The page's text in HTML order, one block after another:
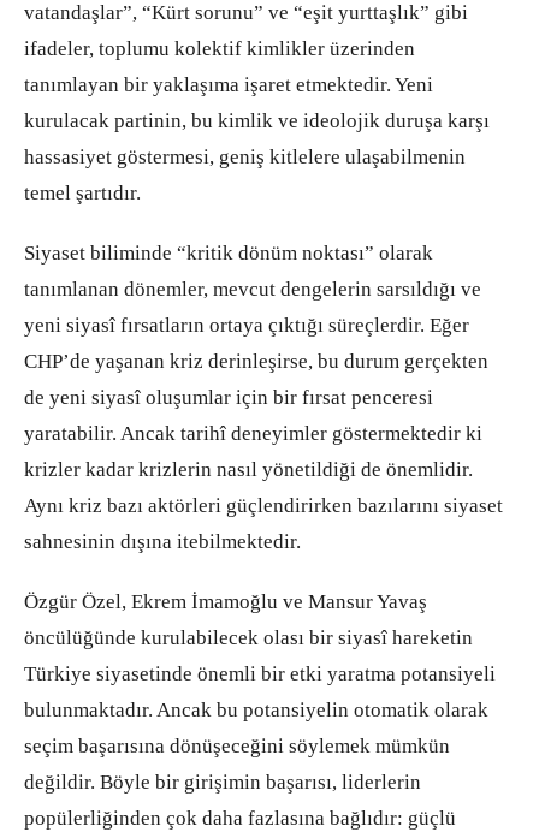
vatandaşlar”, “Kürt sorunu” ve “eşit yurttaşlık” gibi
ifadeler, toplumu kolektif kimlikler üzerinden
tanımlayan bir yaklaşıma işaret etmektedir. Yeni
kurulacak partinin, bu kimlik ve ideolojik duruşa karşı
hassasiyet göstermesi, geniş kitlelere ulaşabilmenin
temel şartıdır.
Siyaset biliminde “kritik dönüm noktası” olarak
tanımlanan dönemler, mevcut dengelerin sarsıldığı ve
yeni siyasî fırsatların ortaya çıktığı süreçlerdir. Eğer
CHP’de yaşanan kriz derinleşirse, bu durum gerçekten
de yeni siyasî oluşumlar için bir fırsat penceresi
yaratabilir. Ancak tarihî deneyimler göstermektedir ki
krizler kadar krizlerin nasıl yönetildiği de önemlidir.
Aynı kriz bazı aktörleri güçlendirirken bazılarını siyaset
sahnesinin dışına itebilmektedir.
Özgür Özel, Ekrem İmamoğlu ve Mansur Yavaş
öncülüğünde kurulabilecek olası bir siyasî hareketin
Türkiye siyasetinde önemli bir etki yaratma potansiyeli
bulunmaktadır. Ancak bu potansiyelin otomatik olarak
seçim başarısına dönüşeceğini söylemek mümkün
değildir. Böyle bir girişimin başarısı, liderlerin
popülerliğinden çok daha fazlasına bağlıdır: güçlü